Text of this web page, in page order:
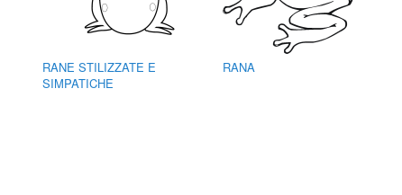
RANE STILIZZATE E
SIMPATICHE
RANA